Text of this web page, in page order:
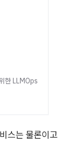
한 LLMOps
스는 물론이고